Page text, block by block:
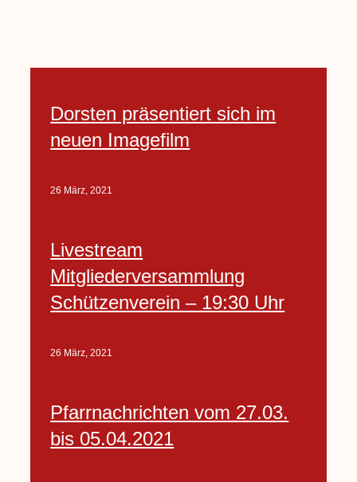
Dorsten präsentiert sich im
neuen Imagefilm
26 März, 2021
Livestream
Mitgliederversammlung
Schützenverein – 19:30 Uhr
26 März, 2021
Pfarrnachrichten vom 27.03.
bis 05.04.2021